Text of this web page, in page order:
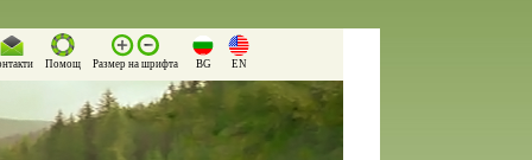
Помощ Размер на шрифта BG EN